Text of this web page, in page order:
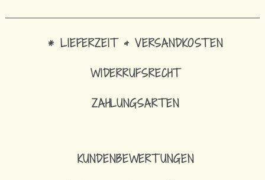
* LIEFERZEIT & VERSANDKOSTEN
WIDERRUFSRECHT
ZAHLUNGSARTEN
KUNDENBEWERTUNGEN